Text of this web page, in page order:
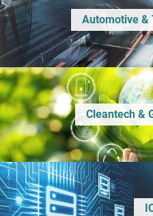
Automotive &
Cleantech &